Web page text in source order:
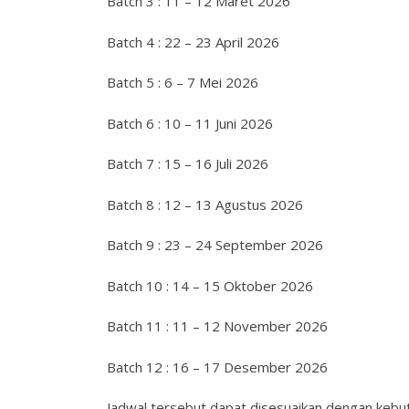
Batch 4 : 22 – 23 April 2026
Batch 5 : 6 – 7 Mei 2026
Batch 6 : 10 – 11 Juni 2026
Batch 7 : 15 – 16 Juli 2026
Batch 8 : 12 – 13 Agustus 2026
Batch 9 : 23 – 24 September 2026
Batch 10 : 14 – 15 Oktober 2026
Batch 11 : 11 – 12 November 2026
Batch 12 : 16 – 17 Desember 2026